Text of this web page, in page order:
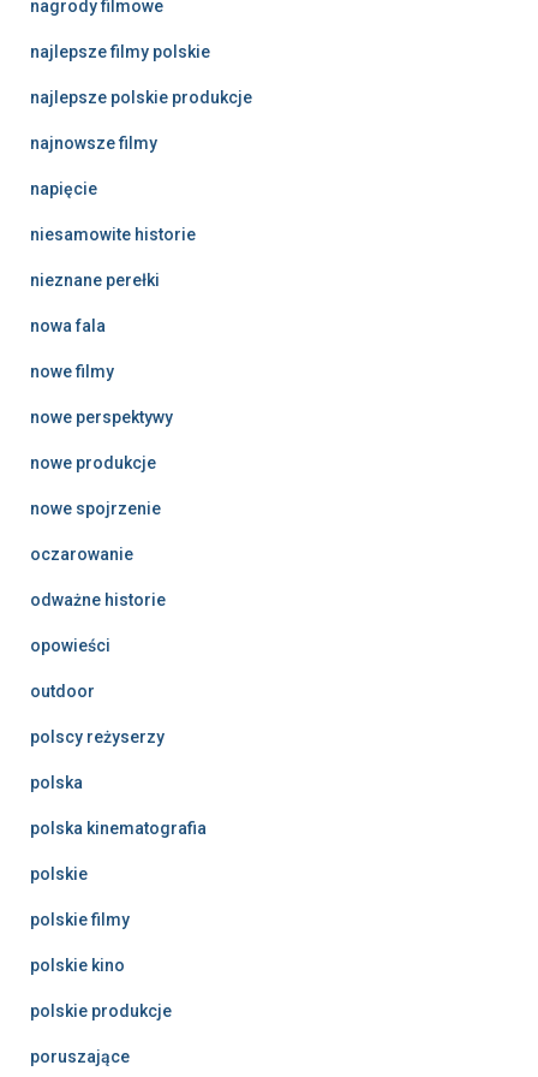
nagrody filmowe
najlepsze filmy polskie
najlepsze polskie produkcje
najnowsze filmy
napięcie
niesamowite historie
nieznane perełki
nowa fala
nowe filmy
nowe perspektywy
nowe produkcje
nowe spojrzenie
oczarowanie
odważne historie
opowieści
outdoor
polscy reżyserzy
polska
polska kinematografia
polskie
polskie filmy
polskie kino
polskie produkcje
poruszające